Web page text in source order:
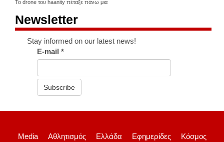
Το drone του haanity πέταξε πάνω μια
Newsletter
Stay informed on our latest news!
E-mail*
Subscribe
Media Αθλητισμός Ελλάδα Εφημερίδες Κόσμος